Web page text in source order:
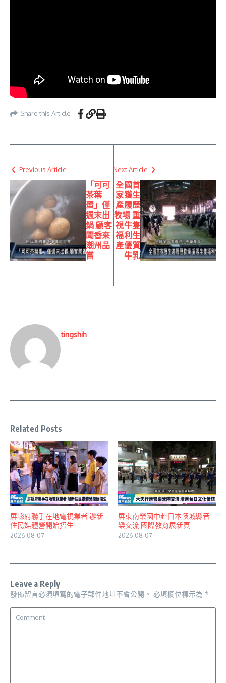
Share this Article
Previous Article
「可可
茶葉
蛋」僅
週末出
鍋 顧客
聞香來
潮州品
嘗
Next Article
全國首
家獲生
產履歷
牧場 重
視牛隻
福利生
產優質
牛乳
tingshih
Related Posts
屏縣府聯手在地電視業者 辦新
住民媒體營開始招生
2026-08-07
屏東南榮國中赴日本茨城縣音
樂交流 國際教育展新頁
2026-08-07
Leave a Reply
發佈留言必須填寫的電子郵件地址不會公開。 必填欄位標示為 *